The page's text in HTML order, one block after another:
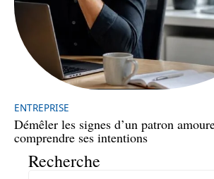
ENTREPRISE
Démêler les signes d’un patron
comprendre ses intentions
Recherche